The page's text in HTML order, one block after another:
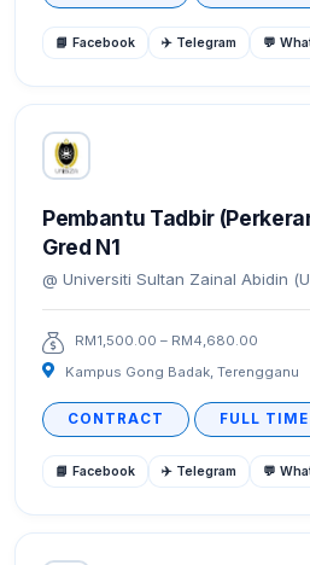
📘 Facebook ✈️ Telegram 💬
Pembantu Tadbir
Gred N1
Universiti Sultan Zainal Abidin
RM1,500.00 – RM4,680.00
Kampus Gong Badak, Terengganu
CONTRACT FULL TIME
📘 Facebook ✈️ Telegram 💬